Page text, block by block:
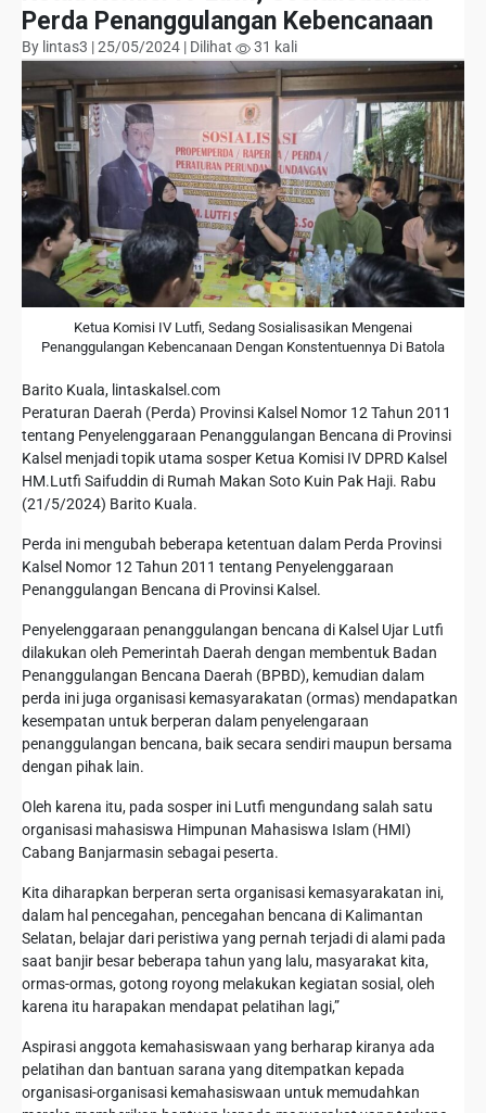
Perda Penanggulangan Kebencanaan
By lintas3 | 25/05/2024 | Dilihat 31 kali
Ketua Komisi IV Lutfi, Sedang Sosialisasikan Mengenai
Penanggulangan Kebencanaan Dengan Konstentuennya Di Batola
Barito Kuala, lintaskalsel.com
Peraturan Daerah (Perda) Provinsi Kalsel Nomor 12 Tahun 2011
tentang Penyelenggaraan Penanggulangan Bencana di Provinsi
Kalsel menjadi topik utama sosper Ketua Komisi IV DPRD Kalsel
HM.Lutfi Saifuddin di Rumah Makan Soto Kuin Pak Haji. Rabu
(21/5/2024) Barito Kuala.
Perda ini mengubah beberapa ketentuan dalam Perda Provinsi
Kalsel Nomor 12 Tahun 2011 tentang Penyelenggaraan
Penanggulangan Bencana di Provinsi Kalsel.
Penyelenggaraan penanggulangan bencana di Kalsel Ujar Lutfi
dilakukan oleh Pemerintah Daerah dengan membentuk Badan
Penanggulangan Bencana Daerah (BPBD), kemudian dalam
perda ini juga organisasi kemasyarakatan (ormas) mendapatkan
kesempatan untuk berperan dalam penyelengaraan
penanggulangan bencana, baik secara sendiri maupun bersama
dengan pihak lain.
Oleh karena itu, pada sosper ini Lutfi mengundang salah satu
organisasi mahasiswa Himpunan Mahasiswa Islam (HMI)
Cabang Banjarmasin sebagai peserta.
Kita diharapkan berperan serta organisasi kemasyarakatan ini,
dalam hal pencegahan, pencegahan bencana di Kalimantan
Selatan, belajar dari peristiwa yang pernah terjadi di alami pada
saat banjir besar beberapa tahun yang lalu, masyarakat kita,
ormas-ormas, gotong royong melakukan kegiatan sosial, oleh
karena itu harapakan mendapat pelatihan lagi,”
Aspirasi anggota kemahasiswaan yang berharap kiranya ada
pelatihan dan bantuan sarana yang ditempatkan kepada
organisasi-organisasi kemahasiswaan untuk memudahkan